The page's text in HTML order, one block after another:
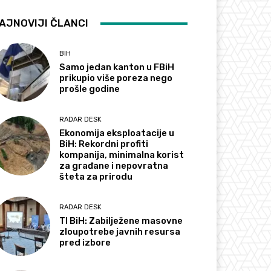
ČLANCI
BIH
Samo jedan kanton u FBiH
prikupio više poreza nego
prošle godine
RADAR DESK
Ekonomija eksploatacije u
BiH: Rekordni profiti
kompanija, minimalna korist
za građane i nepovratna
šteta za prirodu
RADAR DESK
TI BiH: Zabilježene masovne
zloupotrebe javnih resursa
pred izbore